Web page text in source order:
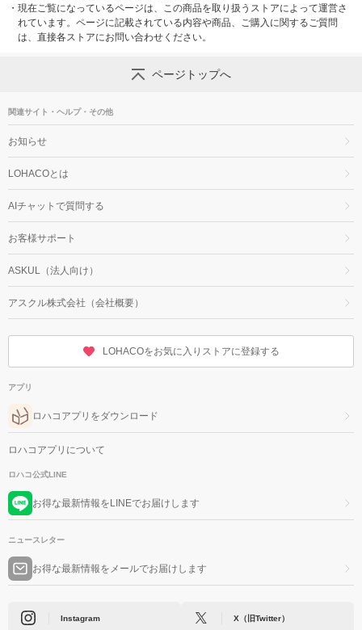
・ 現在ご覧になっているページは、この商品を取り扱うストアによって運営さ
れています。ページに記載されている内容や商品、ご購入に関するご質問
は、直接各ストアにお問い合わせください。
ページトップへ
関連サイト・ヘルプ・その他
お知らせ
LOHACOとは
AIチャットで質問する
お客様サポート
ASKUL（法人向け）
アスクル株式会社（会社概要）
LOHACOをお気に入りストアに登録する
アプリ
ロハコアプリをダウンロード
ロハコアプリについて
ロハコ公式LINE
お得な最新情報をLINEでお届けします
ニュースレター
お得な最新情報をメールでお届けします
Instagram X（旧Twitter）